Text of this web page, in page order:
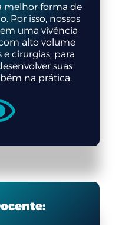
melhor forma de
Por isso, nossos
uma vivência
alto volume
cirurgias, para
suas
na prática.
: